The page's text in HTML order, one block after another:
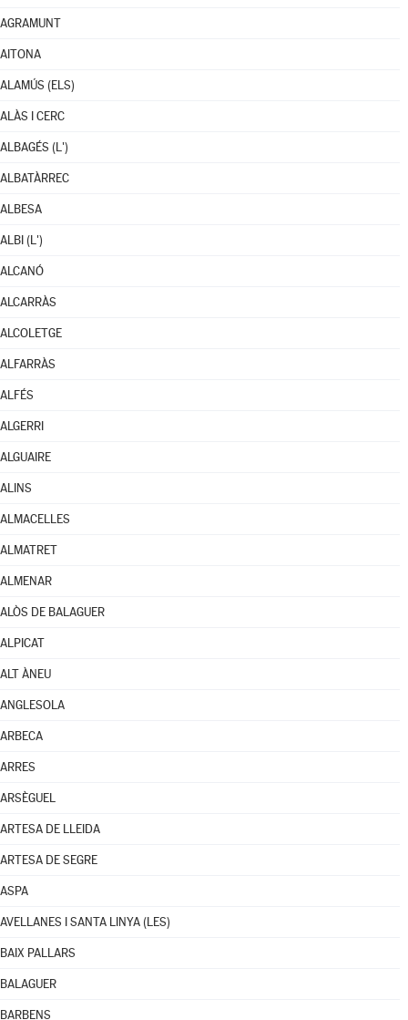
AGRAMUNT
AITONA
ALAMÚS (ELS)
ALÀS I CERC
ALBAGÉS (L')
ALBATÀRREC
ALBESA
ALBI (L')
ALCANÓ
ALCARRÀS
ALCOLETGE
ALFARRÀS
ALFÉS
ALGERRI
ALGUAIRE
ALINS
ALMACELLES
ALMATRET
ALMENAR
ALÒS DE BALAGUER
ALPICAT
ALT ÀNEU
ANGLESOLA
ARBECA
ARRES
ARSÈGUEL
ARTESA DE LLEIDA
ARTESA DE SEGRE
ASPA
AVELLANES I SANTA LINYA (LES)
BAIX PALLARS
BALAGUER
BARBENS